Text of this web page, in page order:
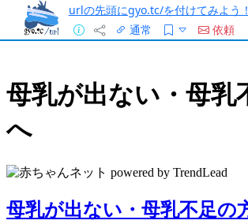
urlの先頭にgyo.tc/を付けてみよう！
通常
依頼